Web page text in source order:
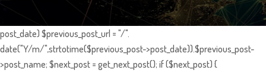
post_date) $previous_post_url = "/".
date("Y/m/",strtotime($previous_post->post_date)).$previous_post-
>post_name; $next_post = get_next_post(); if ($next_post) {